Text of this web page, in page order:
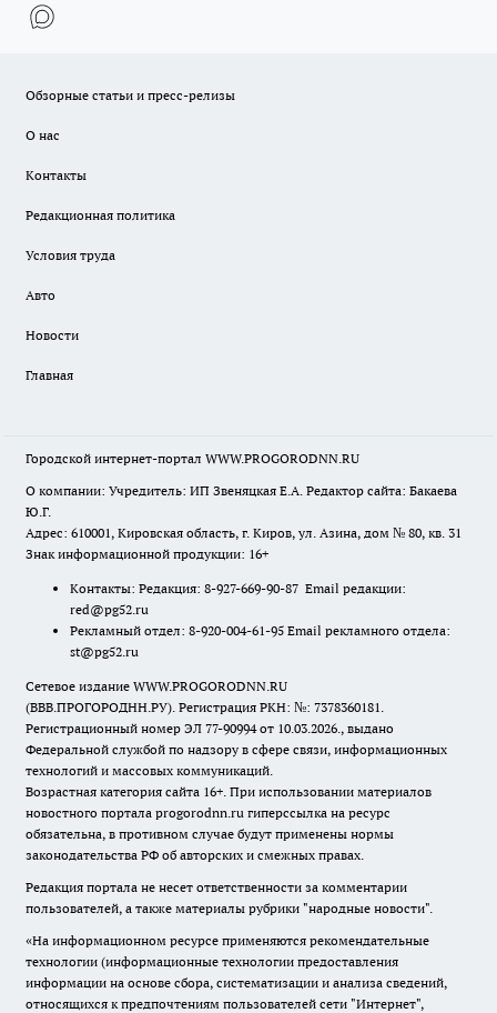
Обзорные статьи и пресс-релизы
О нас
Контакты
Редакционная политика
Условия труда
Авто
Новости
Главная
Городской интернет-портал WWW.PROGORODNN.RU
О компании: Учредитель: ИП Звеняцкая Е.А. Редактор сайта: Бакаева
Ю.Г.
Адрес: 610001, Кировская область, г. Киров, ул. Азина, дом № 80, кв. 31
Знак информационной продукции: 16+
Контакты: Редакция: 8-927-669-90-87 Email редакции:
red@pg52.ru
Рекламный отдел: 8-920-004-61-95 Email рекламного отдела:
st@pg52.ru
Сетевое издание WWW.PROGORODNN.RU
(ВВВ.ПРОГОРОДНН.РУ). Регистрация РКН: №: 7378360181.
Регистрационный номер ЭЛ 77-90994 от 10.03.2026., выдано
Федеральной службой по надзору в сфере связи, информационных
технологий и массовых коммуникаций.
Возрастная категория сайта 16+. При использовании материалов
новостного портала progorodnn.ru гиперссылка на ресурс
обязательна, в противном случае будут применены нормы
законодательства РФ об авторских и смежных правах.
Редакция портала не несет ответственности за комментарии
пользователей, а также материалы рубрики "народные новости".
«На информационном ресурсе применяются рекомендательные
технологии (информационные технологии предоставления
информации на основе сбора, систематизации и анализа сведений,
относящихся к предпочтениям пользователей сети "Интернет",